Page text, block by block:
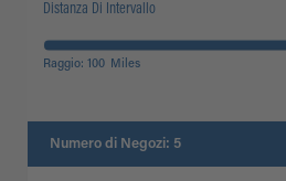
Distanza Di Intervallo
Raggio: 100 Miles
Numero di Negozi: 5